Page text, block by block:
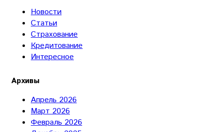
Новости
Статьи
Страхование
Кредитование
Интересное
Архивы
Апрель 2026
Март 2026
Февраль 2026